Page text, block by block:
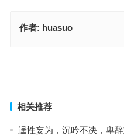
作者: huasuo
相关推荐
逞性妄为，沉吟不决，卑